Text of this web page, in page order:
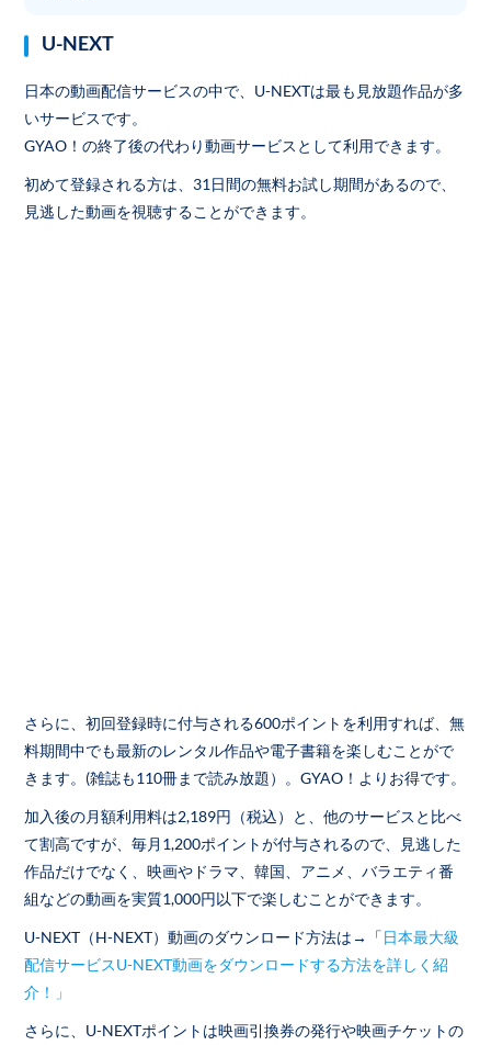
U-NEXT
日本の動画配信サービスの中で、U-NEXTは最も見放題作品が多
いサービスです。
GYAO！の終了後の代わり動画サービスとして利用できます。
初めて登録される方は、31日間の無料お試し期間があるので、
見逃した動画を視聴することができます。
さらに、初回登録時に付与される600ポイントを利用すれば、無
料期間中でも最新のレンタル作品や電子書籍を楽しむことがで
きます。(雑誌も110冊まで読み放題）。GYAO！よりお得です。
加入後の月額利用料は2,189円（税込）と、他のサービスと比べ
て割高ですが、毎月1,200ポイントが付与されるので、見逃した
作品だけでなく、映画やドラマ、韓国、アニメ、バラエティ番
組などの動画を実質1,000円以下で楽しむことができます。
U-NEXT（H-NEXT）動画のダウンロード方法は→「日本最大級
配信サービスU-NEXT動画をダウンロードする方法を詳しく紹
介！」
さらに、U-NEXTポイントは映画引換券の発行や映画チケットの